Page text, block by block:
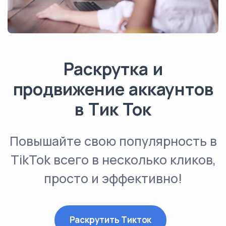
Раскрутка и
продвижение аккаунтов
в Тик Ток
Повышайте свою популярность в
TikTok всего в несколько кликов,
просто и эффективно!
Раскрутить Тикток